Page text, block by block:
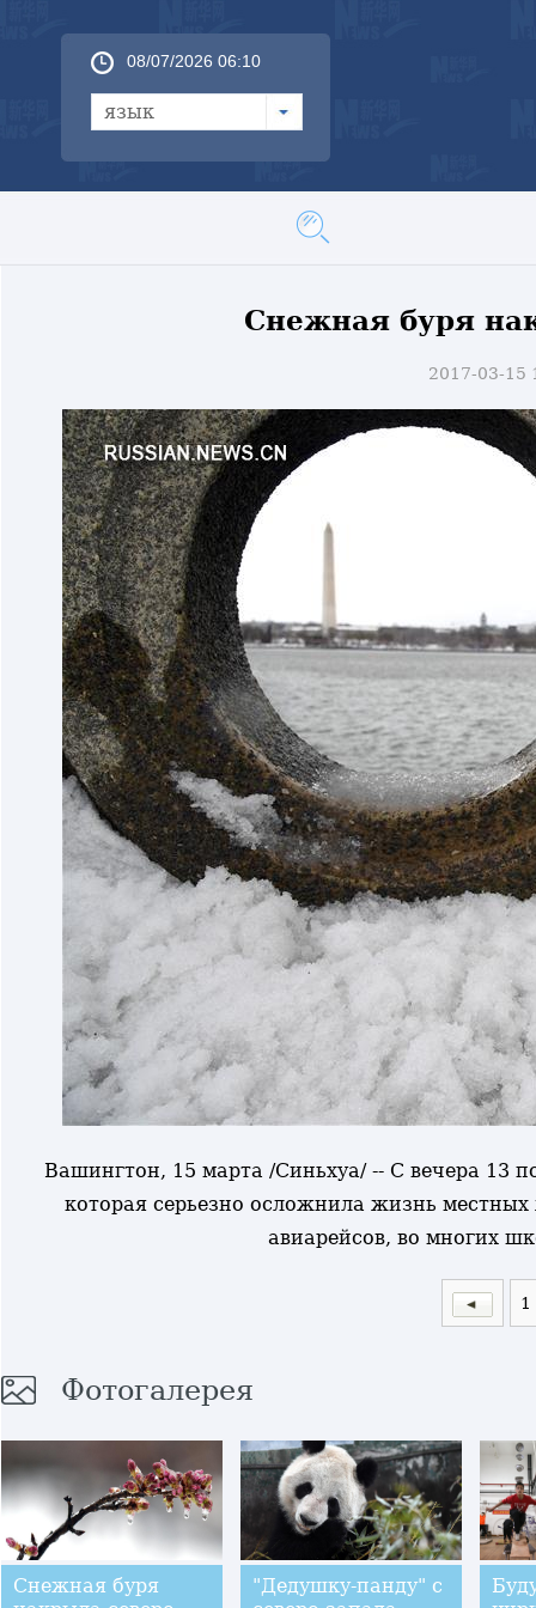
08/07/2026 06:10
язык
Снежная буря
2017-03-15
Вашингтон, 15 марта /Синьхуа/ -- С вечера 13
которая серьезно осложнила жизнь
авиарейсов, во многих
1
Фотогалерея
Снежная буря
"Дедушку-панду" с